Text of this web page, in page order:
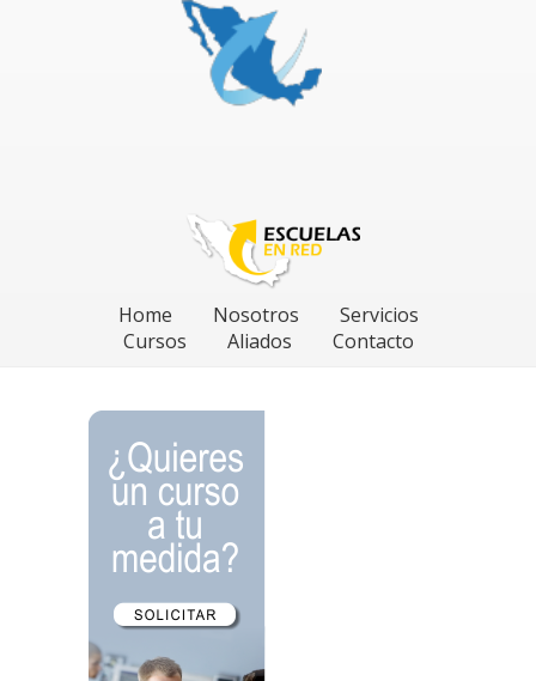
Home Nosotros
Servicios
Cursos
Aliados Contacto